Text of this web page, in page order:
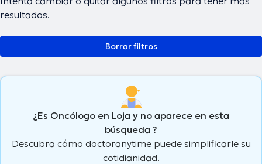
resultados.
Borrar filtros
¿Es Oncólogo en Loja y no aparece en esta
búsqueda ?
Descubra cómo doctoranytime puede simplificarle su
cotidianidad.